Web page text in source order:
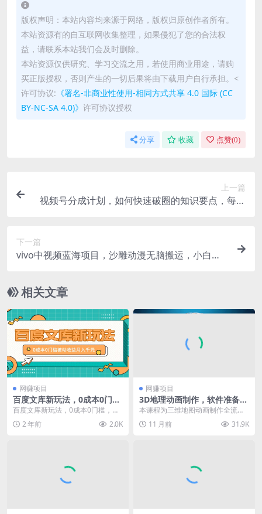
版权声明：本站内容均来源于网络，版权归原创作者所有。
本站资源有的自互联网收集整理，如果侵犯了您的合法权
益，请联系本站我们会及时删除。
本站资源仅供研究、学习交流之用，若使用商业用途，请购
买正版授权，否则产生的一切后果将由下载用户自行承担。<
许可协议: 《署名-非商业性使用-相同方式共享 4.0 国际 (CC
BY-NC-SA 4.0)》 许可协议授权
分享 收藏 点赞(0)
上一篇
视频号分成计划，如何快速破圈的知识要点，每日
下一篇
vivo中视频蓝海项目，沙雕动漫无脑搬运，小白也
相关文章
网赚项目
百度文库新玩法，0成本0门
槛，新手小白也可以布局操
作，被动收益月入千元
百度文库新玩法，0成本0门槛，新
手小白也可以布局操作，被动收益
月入千元 今天跟大...
2 年前 2.0K
网赚项目
3D地理动画制作，软件准备、
实操技巧，案例分享，附手机
端动画制作教程
本课程为三维地图动画制作全流程
实战课，涵盖电脑端与手机端双平
台操作。课程分为5大...
11 月前 31.9K